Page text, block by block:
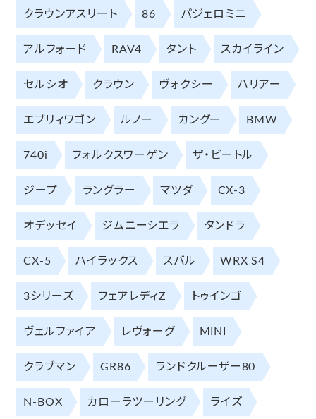
クラウンアスリート 86 パジェロミニ
アルフォード RAV4 タント スカイライン
セルシオ クラウン ヴォクシー ハリアー
エブリィワゴン ルノー カングー BMW
740i フォルクスワーゲン ザ・ビートル
ジープ ラングラー マツダ CX-3
オデッセイ ジムニーシエラ タンドラ
CX-5 ハイラックス スバル WRX S4
3シリーズ フェアレディZ トゥインゴ
ヴェルファイア レヴォーグ MINI
クラブマン GR86 ランドクルーザー80
N-BOX カローラツーリング ライズ